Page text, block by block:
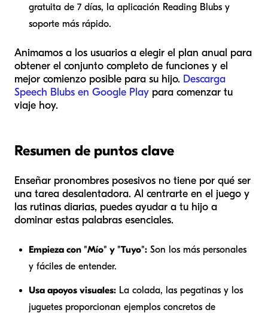
gratuita de 7 días, la aplicación Reading Blubs y
soporte más rápido.
Animamos a los usuarios a elegir el plan anual para
obtener el conjunto completo de funciones y el
mejor comienzo posible para su hijo. Descarga
Speech Blubs en Google Play para comenzar tu
viaje hoy.
Resumen de puntos clave
Enseñar pronombres posesivos no tiene por qué ser
una tarea desalentadora. Al centrarte en el juego y
las rutinas diarias, puedes ayudar a tu hijo a
dominar estas palabras esenciales.
Empieza con "Mío" y "Tuyo": Son los más personales
y fáciles de entender.
Usa apoyos visuales: La colada, las pegatinas y los
juguetes proporcionan ejemplos concretos de